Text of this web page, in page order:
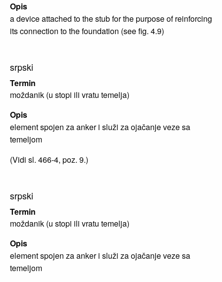
Opis
a device attached to the stub for the purpose of reinforcing
its connection to the foundation (see fig. 4.9)
srpski
Termin
moždanik (u stopi ili vratu temelja)
Opis
element spojen za anker i služi za ojačanje veze sa
temeljom
(Vidi sl. 466-4, poz. 9.)
srpski
Termin
moždanik (u stopi ili vratu temelja)
Opis
element spojen za anker i služi za ojačanje veze sa
temeljom